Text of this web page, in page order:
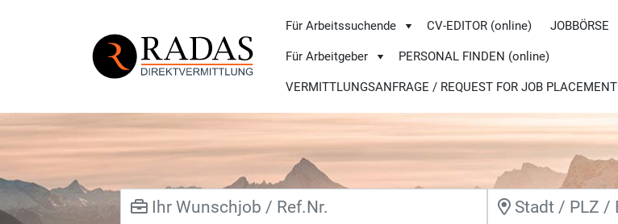
Für Arbeitssuchende CV-EDITOR (online) JOBBÖRSE
Für Arbeitgeber PERSONAL FINDEN (online)
VERMITTLUNGSANFRAGE / REQUEST FOR JOB PLACEMENT